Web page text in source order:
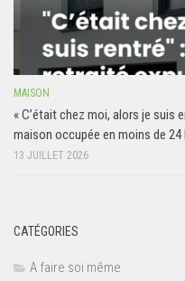
MAISON
« C’était chez moi, alors je suis
maison occupée en moins de 24
13 JUILLET 2026
CATÉGORIES
A faire soi même